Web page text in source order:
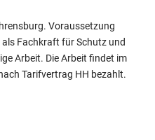
Voraussetzung
Fachkraft für Schutz und
Arbeit. Die Arbeit findet im
Tarifvertrag HH bezahlt.